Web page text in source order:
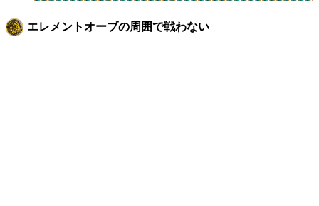
エレメントオーブの周囲で戦わない